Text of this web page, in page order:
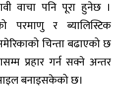
वाचा पनि पूरा हुनेछ ।
परमाणु र ब्यालिस्टिक
चिन्ता बढाएको छ
प्रहार गर्न सक्ने अन्तर
बनाइसकेको छ।